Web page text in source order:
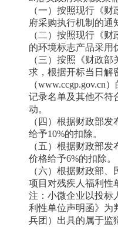
（一）按照现行《
府采购执行机制的通
（二）按照现行《
的环境标志产品采用
（三）按照《财政
求，根据开标当日解
（www.ccgp.gov.cn
记录名单及其他不符
动。
（四）根据财政部
给予10%的扣除。
（五）根据财政部
价格给予6%的扣除。
（六）根据财政部
项目对残疾人福利性
注：小微企业以投标
利性单位声明函》为
兵团）出具的属于监